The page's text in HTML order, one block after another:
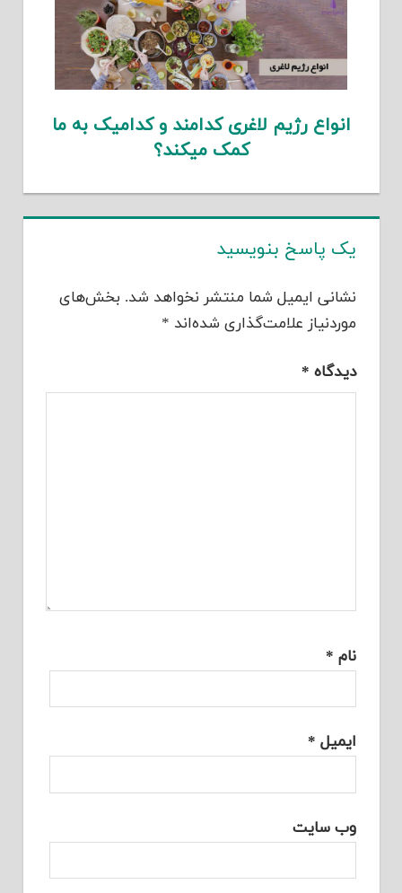
انواع رژیم لاغری کدامند و کدامیک به ما
کمک میکند؟
یک پاسخ بنویسید
نشانی ایمیل شما منتشر نخواهد شد. بخش‌های
موردنیاز علامت‌گذاری شده‌اند *
دیدگاه *
نام *
ایمیل *
وب‌ سایت